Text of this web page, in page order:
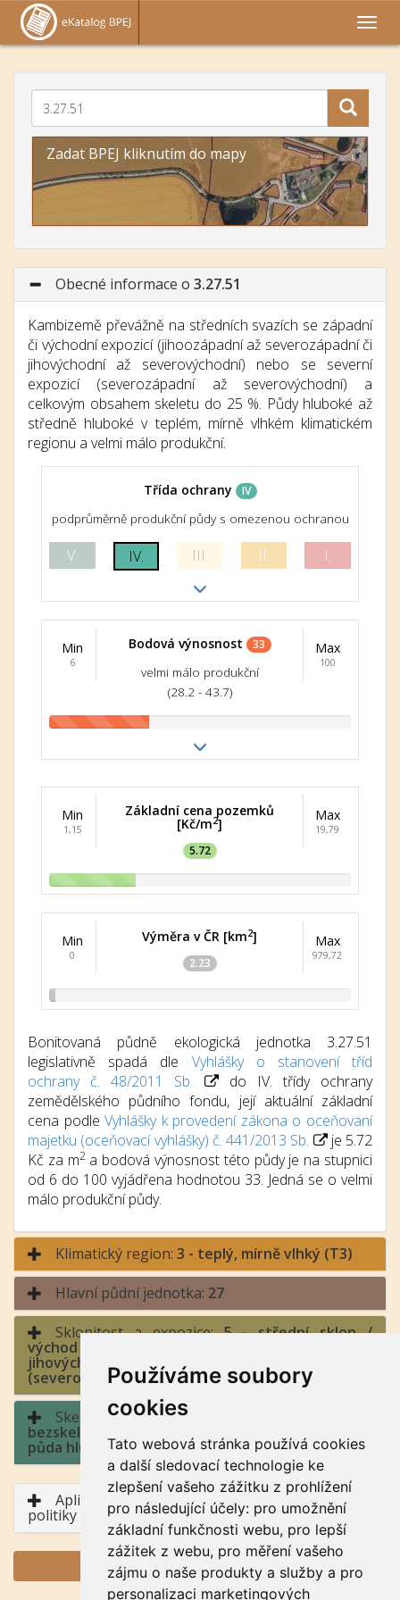
Používáme soubory
cookies
Tato webová stránka používá cookies
a další sledovací technologie ke
zlepšení vašeho zážitku z prohlížení
pro následující účely: pro umožnění
základní funkčnosti webu, pro lepší
zážitek z webu, pro měření vašeho
zájmu o naše produkty a služby a pro
personalizaci marketingových
Zadat BPEJ kliknutím do mapy
Obecné informace o 3.27.51
Kambizemě převážně na středních svazích se západní
či východní expozicí (jihoozápadní až severozápadní či
jihovýchodní až severovýchodní) nebo se severní
expozicí (severozápadní až severovýchodní) a
celkovým obsahem skeletu do 25 %. Půdy hluboké až
středně hluboké v teplém, mírně vlhkém klimatickém
regionu a velmi málo produkční.
Třída ochrany IV
podprůměrně produkční půdy s omezenou ochranou
V. IV. III. II. I.
Min
6
Bodová výnosnost 33
velmi málo produkční
(28.2 - 43.7)
Max
100
Min
1,15
Základní cena pozemků
[Kč/m2]
5.72
Max
19,79
Min
0
Výměra v ČR [km2]
2.23
Max
979,72
Bonitovaná půdně ekologická jednotka 3.27.51
legislativně spadá dle Vyhlášky o stanovení tříd
ochrany č. 48/2011 Sb.
do IV. třídy ochrany
zemědělského půdního fondu, její aktuální základní
cena podleVyhlášky k provedení zákona o oceňovaní
majetku (oceňovací vyhlášky) č. 441/2013 Sb.
je 5.72
Kč za m2a bodová výnosnost této půdy je na stupnici
od 6 do 100 vyjádřena hodnotou 33. Jedná se o velmi
málo produkční půdy.
Klimatický region: 3 - teplý, mírně vlhký (T3)
Hlavní půdní jednotka: 27
Sklonitost a expozice:5 - střední sklon /
východ a západ (jihozápad až severozápad,
jihovýchod až severovýchod), sever
(severozápad až severovýchod)
Skeletovitost a hloubka půdy:
bezskeletovitá, s příměsí, slabě skeletovitá /
půda hluboká, půda středně hluboká
Aplikace BPEJ v rámci Společné zemědělské
politiky
GENERUJ PDF